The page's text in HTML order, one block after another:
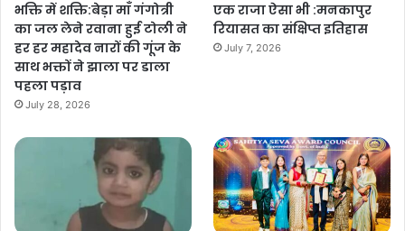
भक्ति में शक्ति:बेड़ा माँ गंगोत्री
का जल लेने रवाना हुई टोली ने
हर हर महादेव नारों की गूंज के
साथ भक्तों ने झाला पर डाला
पहला पड़ाव
July 28, 2026
एक राजा ऐसा भी :मनकापुर
रियासत का संक्षिप्त इतिहास
July 7, 2026